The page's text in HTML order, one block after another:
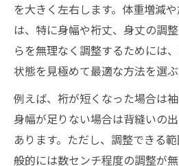
を大きく左右します。体重増減
は、特に身幅や裄丈、身丈の調
らを無理なく調整するためには
状態を見極めて最適な方法を選ぶ
例えば、裄が短くなった場合は
身幅が足りない場合は背縫いの
あります。ただし、調整できる
般的には数センチ程度の調整が